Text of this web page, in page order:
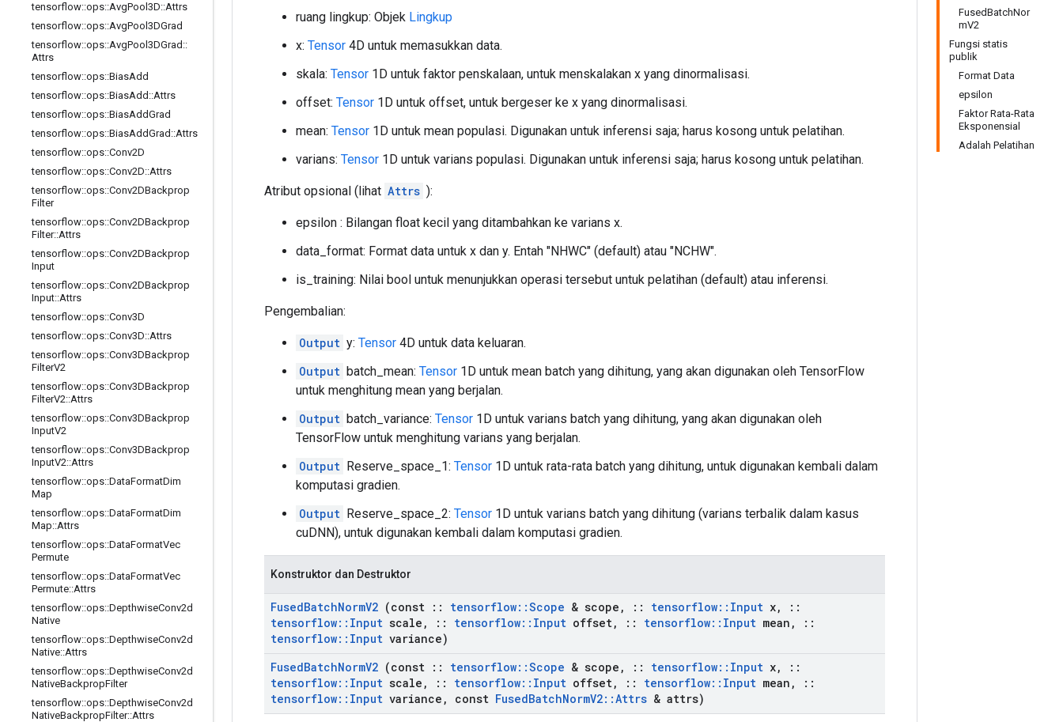
tensorflow::ops::AvgPool3D::Attrs
tensorflow::ops::AvgPool3DGrad
tensorflow::ops::AvgPool3DGrad ::
Attrs
tensorflow::ops::BiasAdd
tensorflow::ops::BiasAdd ::Attrs
tensorflow::ops::BiasAddGrad
tensorflow::ops::BiasAddGrad ::Attrs
tensorflow::ops::Conv2D
tensorflow::ops::Conv2D::Attrs
tensorflow::ops::Conv2DBackprop
Filter
tensorflow::ops::Conv2DBackprop
Filter::Attrs
tensorflow::ops::Conv2DBackprop
Input
tensorflow::ops::Conv2DBackprop
Input::Attrs
tensorflow::ops::Conv3D
tensorflow::ops::Conv3D::Attrs
tensorflow::ops::Conv3DBackprop
FilterV2
tensorflow::ops::Conv3DBackprop
FilterV2::Attrs
tensorflow::ops::Conv3DBackprop
InputV2
tensorflow::ops::Conv3DBackprop
InputV2::Attrs
tensorflow::ops::DataFormatDim
Map
tensorflow::ops::DataFormatDim
Map::Attrs
tensorflow::ops::DataFormatVec
Permute
tensorflow::ops::DataFormatVec
Permute::Attrs
tensorflow::ops::DepthwiseConv2d
Native
tensorflow::ops::DepthwiseConv2d
Native::Attrs
tensorflow::ops::DepthwiseConv2d
NativeBackpropFilter
tensorflow::ops::DepthwiseConv2d
NativeBackpropFilter::Attrs
FusedBatchNor
mV2
Fungsi statis
publik
Format Data
epsilon
Faktor Rata-Rata
Eksponensial
Adalah Pelatihan
ruang lingkup: Objek Lingkup
x: Tensor 4D untuk memasukkan data.
skala: Tensor 1D untuk faktor penskalaan, untuk menskalakan x yang dinormalisasi.
offset: Tensor 1D untuk offset, untuk bergeser ke x yang dinormalisasi.
mean: Tensor 1D untuk mean populasi. Digunakan untuk inferensi saja; harus kosong untuk pelatihan.
varians: Tensor 1D untuk varians populasi. Digunakan untuk inferensi saja; harus kosong untuk pelatihan.
Atribut opsional (lihat Attrs ):
epsilon : Bilangan float kecil yang ditambahkan ke varians x.
data_format: Format data untuk x dan y. Entah "NHWC" (default) atau "NCHW".
is_training: Nilai bool untuk menunjukkan operasi tersebut untuk pelatihan (default) atau inferensi.
Pengembalian:
Output y: Tensor 4D untuk data keluaran.
Output batch_mean: Tensor 1D untuk mean batch yang dihitung, yang akan digunakan oleh TensorFlow
untuk menghitung mean yang berjalan.
Output batch_variance: Tensor 1D untuk varians batch yang dihitung, yang akan digunakan oleh
TensorFlow untuk menghitung varians yang berjalan.
Output Reserve_space_1: Tensor 1D untuk rata-rata batch yang dihitung, untuk digunakan kembali dalam
komputasi gradien.
Output Reserve_space_2: Tensor 1D untuk varians batch yang dihitung (varians terbalik dalam kasus
cuDNN), untuk digunakan kembali dalam komputasi gradien.
Konstruktor dan Destruktor
FusedBatchNormV2 (const :: tensorflow::Scope & scope , :: tensorflow:: Input x,
::
tensorflow:: Input scale , :: tensorflow:: Input offset, :: tensorflow:: Input mean ,
::
tensorflow:: Input variance)
FusedBatchNormV2 (const :: tensorflow::Scope & scope , :: tensorflow:: Input x,
::
tensorflow:: Input scale , :: tensorflow:: Input offset, :: tensorflow:: Input mean ,
::
tensorflow:: Input variance , const FusedBatchNormV2::Attrs & attrs)